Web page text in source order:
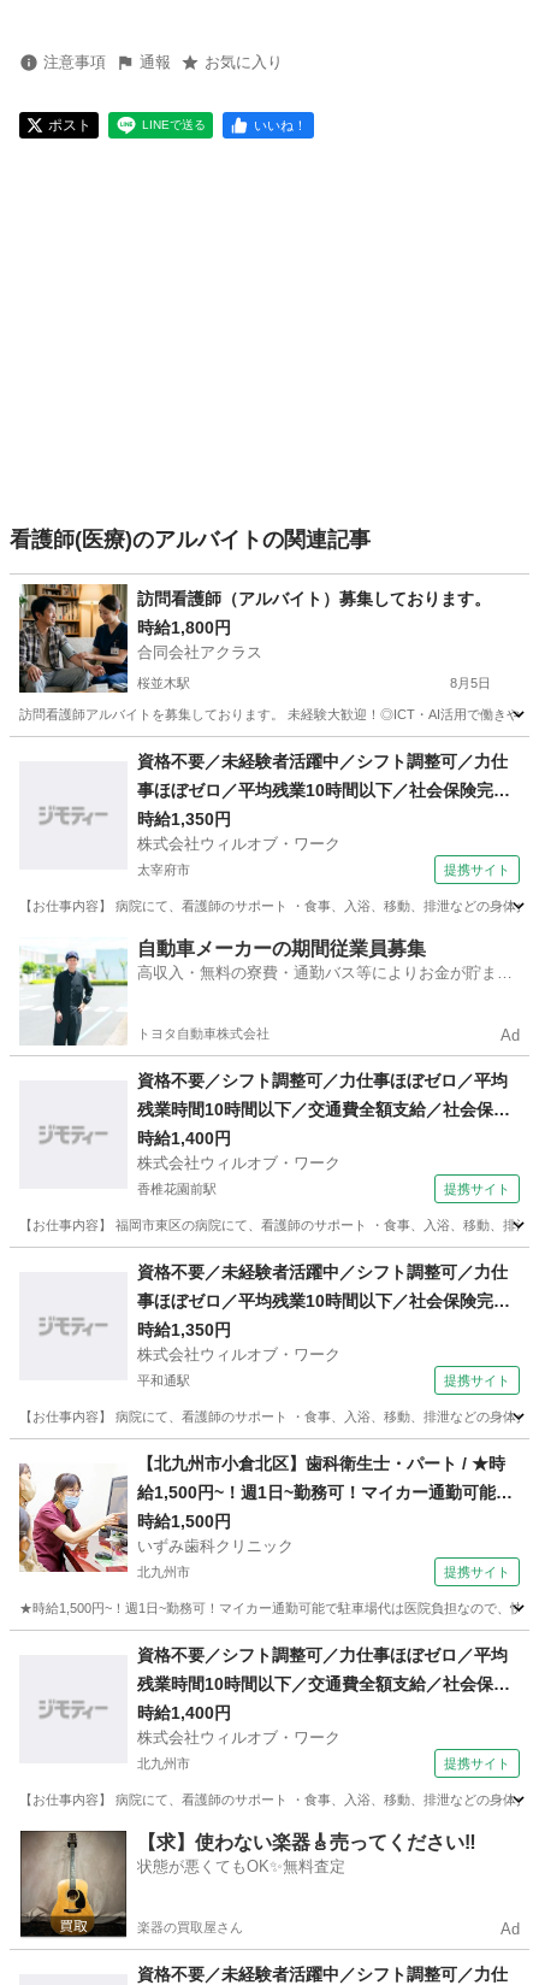
注意事項 通報 お気に入り
ポスト LINEで送る いいね！
看護師(医療)のアルバイトの関連記事
訪問看護師（アルバイト）募集しております。
時給1,800円
合同会社アクラス
桜並木駅 8月5日
訪問看護師アルバイトを募集しております。 未経験大歓迎！◎ICT・AI活用で働きや
桜並木駅 看護師
資格不要／未経験者活躍中／シフト調整可／力仕
事ほぼゼロ／平均残業10時間以下／社会保険完備
／週3日〜勤務ok／駅チカ／医療行為なし／日払
い可・週払い可/ms400101
時給1,350円
株式会社ウィルオブ・ワーク
太宰府市 提携サイト
【お仕事内容】 病院にて、看護師のサポート ・食事、入浴、移動、排泄などの身体
その他
自動車メーカーの期間従業員募集
高収入・無料の寮費・通勤バス等によりお金が貯まり
トヨタ自動車株式会社 Ad
資格不要／シフト調整可／力仕事ほぼゼロ／平均
残業時間10時間以下／交通費全額支給／社会保険
完備／週3日〜勤務ok／車通勤可／医療行為なし
／要経験／日払い可・週払い可/ms400101
時給1,400円
株式会社ウィルオブ・ワーク
香椎花園前駅 提携サイト
【お仕事内容】 福岡市東区の病院にて、看護師のサポート ・食事、入浴、移動、排
香椎花園前駅 その他
資格不要／未経験者活躍中／シフト調整可／力仕
事ほぼゼロ／平均残業10時間以下／社会保険完備
／週3日〜勤務ok／医療行為なし／日払い可・週
払い可/ms400201
時給1,350円
株式会社ウィルオブ・ワーク
平和通駅 提携サイト
【お仕事内容】 病院にて、看護師のサポート ・食事、入浴、移動、排泄などの身体
平和通駅 その他
【北九州市小倉北区】歯科衛生士・パート / ★時
給1,500円~！週1日~勤務可！マイカー通勤可能で
駐車場代は医院負担なので、快適に通勤できます
★
時給1,500円
いずみ歯科クリニック
北九州市 提携サイト
★時給1,500円~！週1日~勤務可！マイカー通勤可能で駐車場代は医院負担なので、快
歯科衛生士
資格不要／シフト調整可／力仕事ほぼゼロ／平均
残業時間10時間以下／交通費全額支給／社会保険
完備／週3日〜勤務ok／医療行為なし／要経験／
日払い可・週払い可/ms400201
時給1,400円
株式会社ウィルオブ・ワーク
北九州市 提携サイト
【お仕事内容】 病院にて、看護師のサポート ・食事、入浴、移動、排泄などの身体
福岡 北九州市 その他
【求】使わない楽器🎸売ってください‼️
状態が悪くてもOK✨無料査定
楽器の買取屋さん Ad
資格不要／未経験者活躍中／シフト調整可／力仕